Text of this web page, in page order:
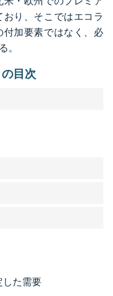
り、そこではエコラ
加要素ではなく、必
。
目次
した需要